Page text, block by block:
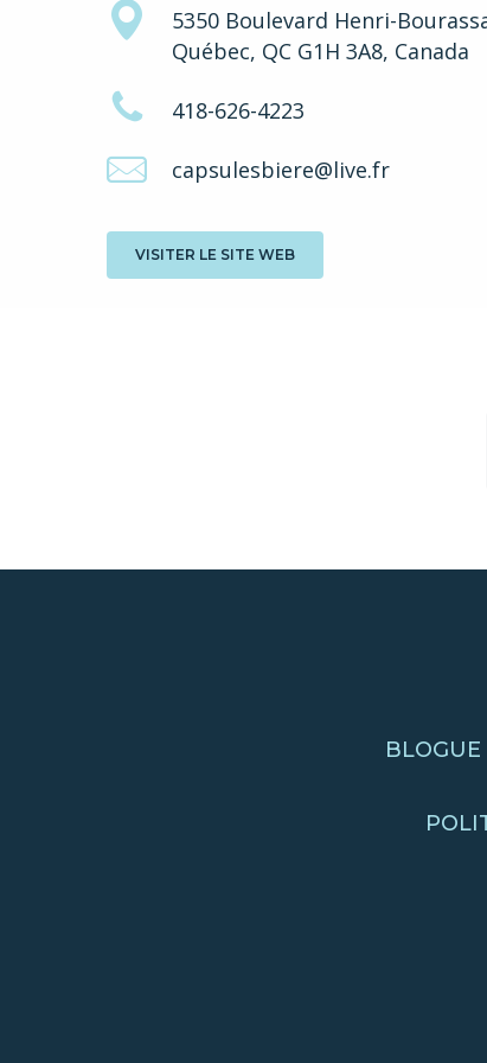
5350 Boulevard Henri-
Québec, QC G1H 3A8, Canada
418-626-4223
capsulesbiere@live.fr
VISITER LE SITE WEB
BLOGUE